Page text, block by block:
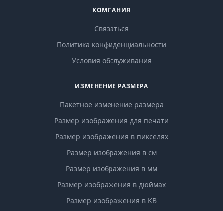
КОМПАНИЯ
Связаться
Политика конфиденциальности
Условия обслуживания
ИЗМЕНЕНИЕ РАЗМЕРА
Пакетное изменение размера
Размер изображения для печати
Размер изображения в пикселях
Размер изображения в см
Размер изображения в мм
Размер изображения в дюймах
Размер изображения в KB